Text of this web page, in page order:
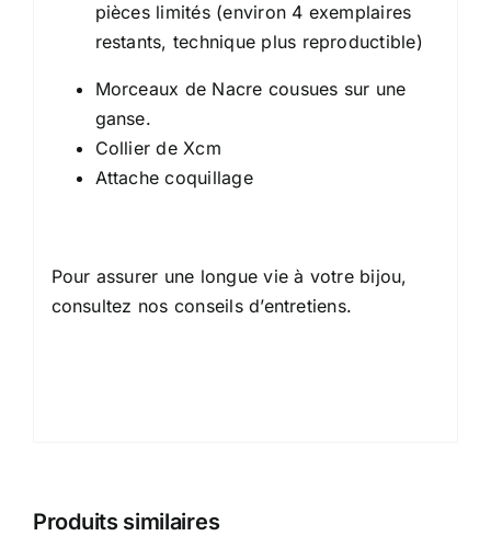
pièces limités (environ 4 exemplaires
restants, technique plus reproductible)
Morceaux de Nacre cousues sur une
ganse.
Collier de Xcm
Attache coquillage
Pour assurer une longue vie à votre bijou,
consultez nos conseils d’entretiens.
Produits similaires